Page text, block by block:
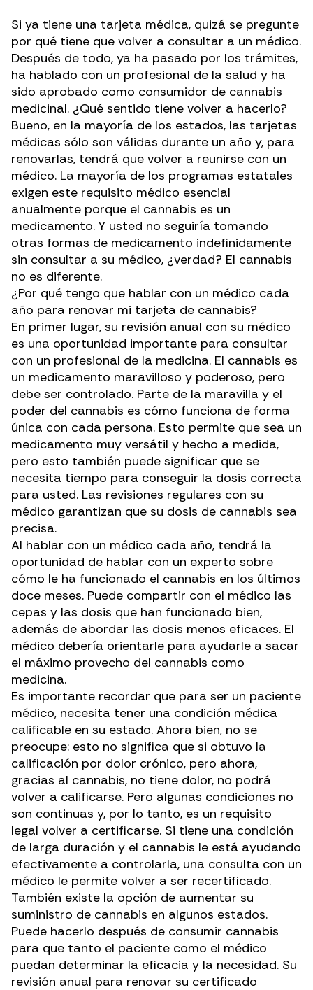
Si ya tiene una tarjeta médica, quizá se pregunte
por qué tiene que volver a consultar a un médico.
Después de todo, ya ha pasado por los trámites,
ha hablado con un profesional de la salud y ha
sido aprobado como consumidor de cannabis
medicinal. ¿Qué sentido tiene volver a hacerlo?
Bueno, en la mayoría de los estados, las tarjetas
médicas sólo son válidas durante un año y, para
renovarlas, tendrá que volver a reunirse con un
médico. La mayoría de los programas estatales
exigen este requisito médico esencial
anualmente porque el cannabis es un
medicamento. Y usted no seguiría tomando
otras formas de medicamento indefinidamente
sin consultar a su médico, ¿verdad? El cannabis
no es diferente.
¿Por qué tengo que hablar con un médico cada
año para renovar mi tarjeta de cannabis?
En primer lugar, su revisión anual con su médico
es una oportunidad importante para consultar
con un profesional de la medicina. El cannabis es
un medicamento maravilloso y poderoso, pero
debe ser controlado. Parte de la maravilla y el
poder del cannabis es cómo funciona de forma
única con cada persona. Esto permite que sea un
medicamento muy versátil y hecho a medida,
pero esto también puede significar que se
necesita tiempo para conseguir la dosis correcta
para usted. Las revisiones regulares con su
médico garantizan que su dosis de cannabis sea
precisa.
Al hablar con un médico cada año, tendrá la
oportunidad de hablar con un experto sobre
cómo le ha funcionado el cannabis en los últimos
doce meses. Puede compartir con el médico las
cepas y las dosis que han funcionado bien,
además de abordar las dosis menos eficaces. El
médico debería orientarle para ayudarle a sacar
el máximo provecho del cannabis como
medicina.
Es importante recordar que para ser un paciente
médico, necesita tener una condición médica
calificable en su estado. Ahora bien, no se
preocupe: esto no significa que si obtuvo la
calificación por dolor crónico, pero ahora,
gracias al cannabis, no tiene dolor, no podrá
volver a calificarse. Pero algunas condiciones no
son continuas y, por lo tanto, es un requisito
legal volver a certificarse. Si tiene una condición
de larga duración y el cannabis le está ayudando
efectivamente a controlarla, una consulta con un
médico le permite volver a ser recertificado.
También existe la opción de aumentar su
suministro de cannabis en algunos estados.
Puede hacerlo después de consumir cannabis
para que tanto el paciente como el médico
puedan determinar la eficacia y la necesidad. Su
revisión anual para renovar su certificado